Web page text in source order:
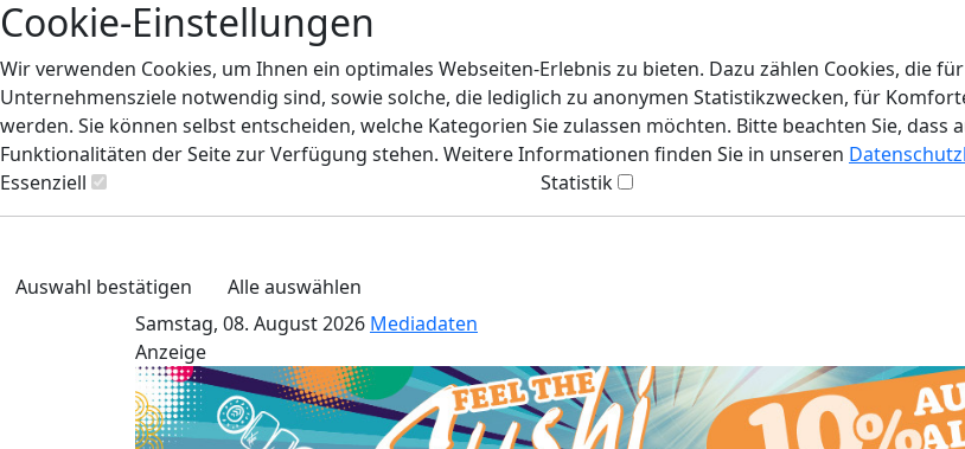
Cookie-Einstellungen
Wir verwenden Cookies, um Ihnen ein optimales Webseiten-Erlebnis zu bieten. Dazu zählen Cookies, die
Unternehmensziele notwendig sind, sowie solche, die lediglich zu anonymen Statistikzwecken, für
werden. Sie können selbst entscheiden, welche Kategorien Sie zulassen möchten. Bitte beachten Sie,
Funktionalitäten der Seite zur Verfügung stehen. Weitere Informationen finden Sie in unseren
Essenziell
Statistik
Auswahl bestätigen
Alle auswählen
Samstag, 08. August 2026 Mediadaten
Anzeige